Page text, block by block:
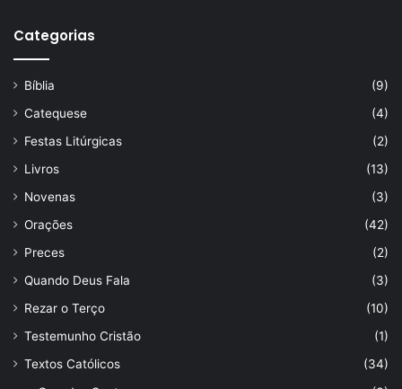
Categorias
Bíblia
(9)
Catequese
(4)
Festas Litúrgicas
(2)
Livros
(13)
Novenas
(3)
Orações
(42)
Preces
(2)
Quando Deus Fala
(3)
Rezar o Terço
(10)
Testemunho Cristão
(1)
Textos Católicos
(34)